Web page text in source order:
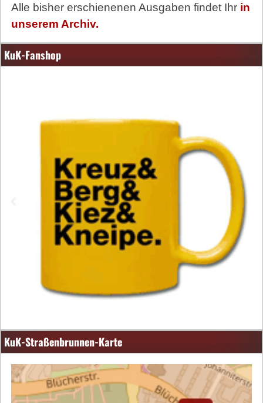
Alle bisher erschienenen Ausgaben findet Ihr in
unserem Archiv.
KuK-Fanshop
KuK-Straßenbrunnen-Karte